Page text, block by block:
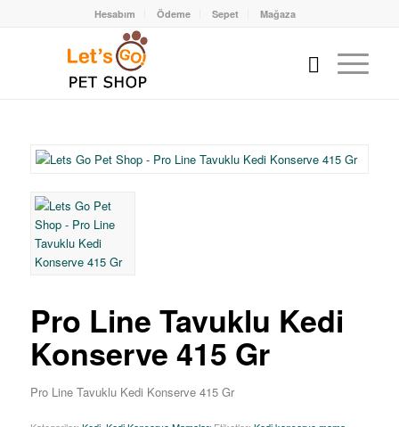
Hesabım Ödeme Sepet Mağaza
Pro Line Tavuklu Kedi
Konserve 415 Gr
Pro Line Tavuklu Kedi Konserve 415 Gr